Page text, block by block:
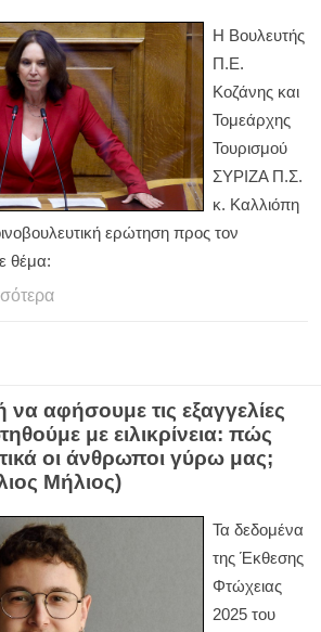
Η Βουλευτής
Π.Ε.
Κοζάνης και
Τομεάρχης
Τουρισμού
ΣΥΡΙΖΑ Π.Σ.
κ. Καλλιόπη
ερώτηση προς τον
θέμα:
να αφήσουμε τις εξαγγελίες
με ειλικρίνεια: πώς
οι άνθρωποι γύρω μας;
Μήλιος)
Τα δεδομένα
της Έκθεσης
Φτώχειας
2025 του